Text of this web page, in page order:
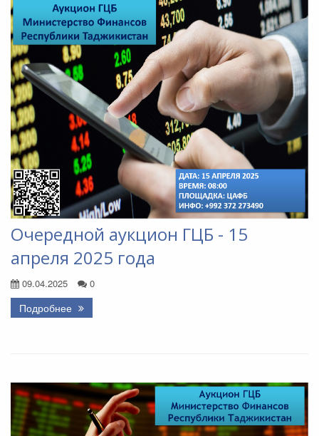
Очередной аукцион ГЦБ - 15
апреля 2025 года
09.04.2025 0
Подробнее